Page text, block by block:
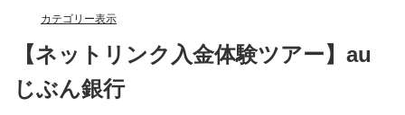
カテゴリー表示
【ネットリンク入金体験ツアー】au
じぶん銀行